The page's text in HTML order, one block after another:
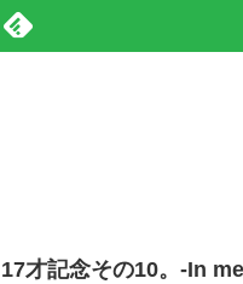
17才記念その10。-In